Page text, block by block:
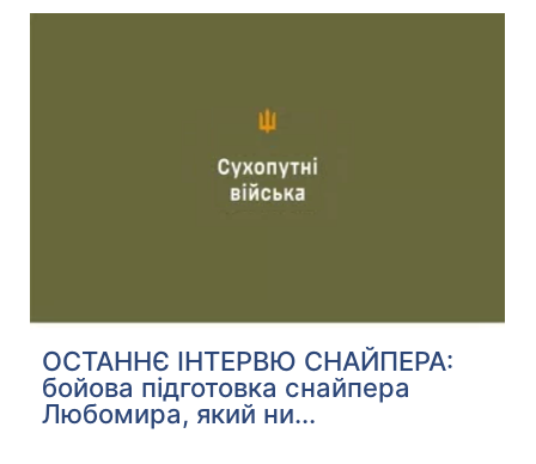
ОСТАННЄ ІНТЕРВЮ СНАЙПЕРА:
бойова підготовка снайпера
Любомира, який ни...